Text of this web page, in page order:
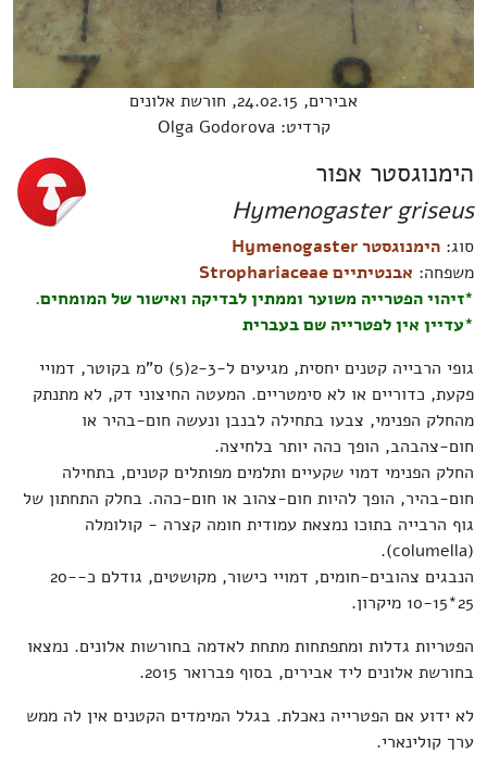
אבירים, 24.02.15, חורשת אלונים
קרדיט: Olga Godorova
הימנוגסטר אפור
Hymenogaster griseus
סוג:הימנוגסטר Hymenogaster
משפחה:אבנטיתיים Strophariaceae
*זיהוי הפטרייה משוער וממתין לבדיקה ואישור של המומחים.
*עדיין אין לפטרייה שם בעברית
גופי הרבייה קטנים יחסית, מגיעים ל-2-3(5) ס"מ בקוטר, דמויי
פקעת, כדוריים או לא סימטריים. המעטה החיצוני דק, לא מתנתק
מהחלק הפנימי, צבעו בתחילה לבנבן ונעשה חום-בהיר או
חום-צהבהב, הופך כהה יותר בלחיצה.
החלק הפנימי דמוי שקעיים ותלמים מפותלים קטנים, בתחילה
חום-בהיר, הופך להיות חום-צהוב או חום-כהה. בחלק התחתון של
גוף הרבייה בתוכו נמצאת עמודית חומה קצרה - קולומלה
הנבגים צהובים-חומים, דמויי כישור, מקושטים, גודלם כ-20-
25*10-15 מיקרון.
הפטריות גדלות ומתפתחות מתחת לאדמה בחורשות אלונים. נמצאו
בחורשת אלונים ליד אבירים, בסוף פברואר 2015.
לא ידוע אם הפטרייה נאכלת. בגלל המימדים הקטנים אין לה ממש
ערך קולינארי.